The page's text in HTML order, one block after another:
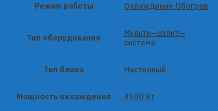
Режим работы Охлаждение Обогрев
Тип оборудования
Мульти—сплит—
система
Тип блока Настенный
Мощность охлаждения 4100 Вт